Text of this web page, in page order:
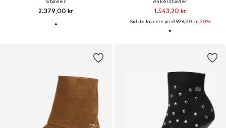
2.379,00 kr 1.543,20 kr
Sidste laveste pris:1.929,00 kr-20%